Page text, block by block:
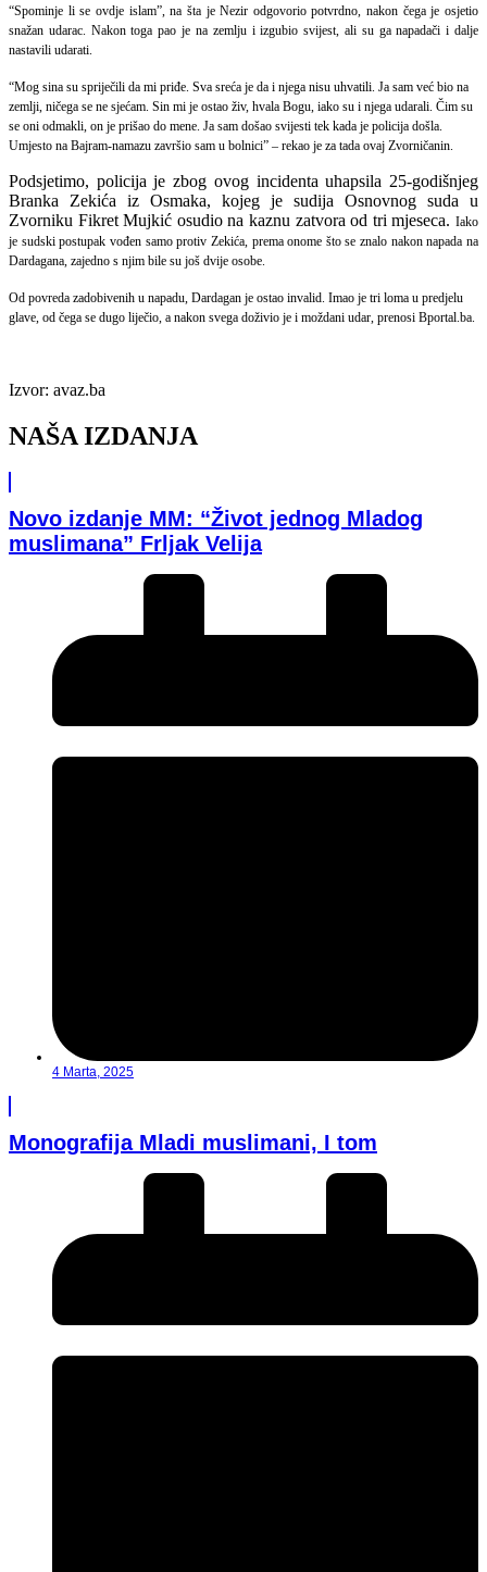
“Spominje li se ovdje islam”, na šta je Nezir odgovorio potvrdno, nakon čega je osjetio
snažan udarac. Nakon toga pao je na zemlju i izgubio svijest, ali su ga napadači i dalje
nastavili udarati.
“Mog sina su spriječili da mi priđe. Sva sreća je da i njega nisu uhvatili. Ja sam već bio na
zemlji, ničega se ne sjećam. Sin mi je ostao živ, hvala Bogu, iako su i njega udarali. Čim su
se oni odmakli, on je prišao do mene. Ja sam došao svijesti tek kada je policija došla.
Umjesto na Bajram-namazu završio sam u bolnici” – rekao je za tada ovaj Zvorničanin.
Podsjetimo, policija je zbog ovog incidenta uhapsila 25-godišnjeg
Branka Zekića iz Osmaka, kojeg je sudija Osnovnog suda u
Zvorniku Fikret Mujkić osudio na kaznu zatvora od tri mjeseca. Iako
je sudski postupak vođen samo protiv Zekića, prema onome što se znalo nakon napada na
Dardagana, zajedno s njim bile su još dvije osobe.
Od povreda zadobivenih u napadu, Dardagan je ostao invalid. Imao je tri loma u predjelu
glave, od čega se dugo liječio, a nakon svega doživio je i moždani udar, prenosi Bportal.ba.
Izvor: avaz.ba
NAŠA IZDANJA
Novo izdanje MM: “Život jednog Mladog
muslimana” Frljak Velija
4 Marta, 2025
Monografija Mladi muslimani, I tom